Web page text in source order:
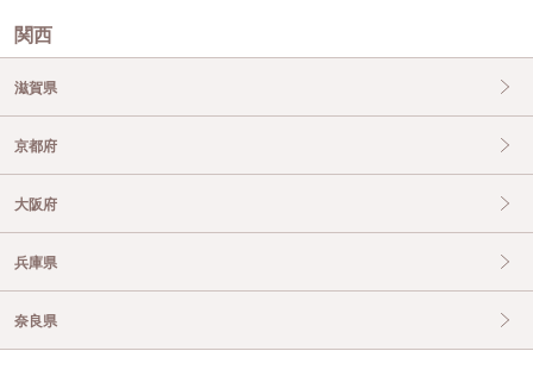
関西
滋賀県
京都府
大阪府
兵庫県
奈良県